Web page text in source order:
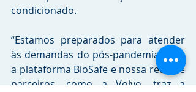
condicionado.
“Estamos preparados para atender
às demandas do pós-pandemia, com
a plataforma BioSafe e nossa rede de
parceiros, como a Volvo, traz a